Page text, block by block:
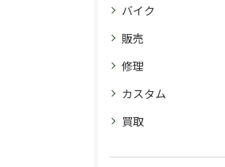
バイク
販売
修理
カスタム
買取